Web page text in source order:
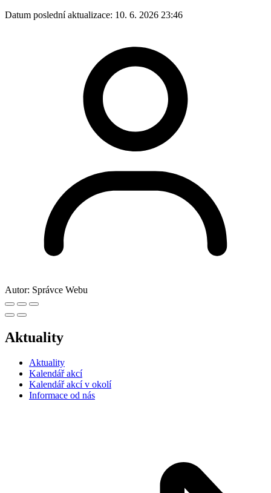
Datum poslední aktualizace: 10. 6. 2026 23:46
Autor: Správce Webu
Aktuality
Aktuality
Kalendář akcí
Kalendář akcí v okolí
Informace od nás